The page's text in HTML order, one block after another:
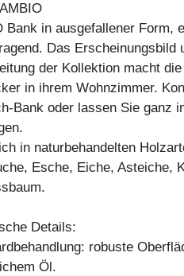
Bank in ausgefallener Form,
Das Erscheinungsbild
der Kollektion macht
in ihrem Wohnzimmer.
Bank oder lassen Sie ganz
in naturbehandelten
Esche, Eiche, Asteiche,
Details:
robuste
Öl.